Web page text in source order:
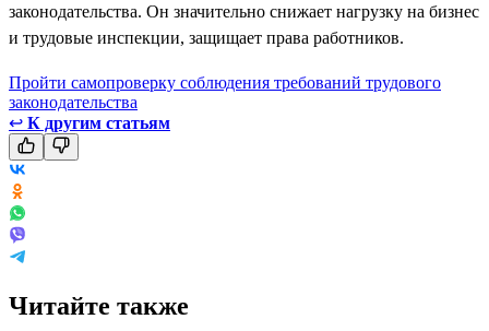
законодательства. Он значительно снижает нагрузку на бизнес
и трудовые инспекции, защищает права работников.
Пройти самопроверку соблюдения требований трудового
законодательства
↩ К другим статьям
Читайте также